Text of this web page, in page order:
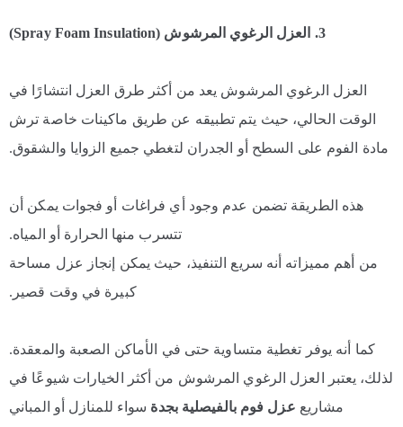
3. العزل الرغوي المرشوش (Spray Foam Insulation)
العزل الرغوي المرشوش يعد من أكثر طرق العزل انتشارًا في
الوقت الحالي، حيث يتم تطبيقه عن طريق ماكينات خاصة ترش
مادة الفوم على السطح أو الجدران لتغطي جميع الزوايا والشقوق.
هذه الطريقة تضمن عدم وجود أي فراغات أو فجوات يمكن أن
تتسرب منها الحرارة أو المياه.
من أهم مميزاته أنه سريع التنفيذ، حيث يمكن إنجاز عزل مساحة
كبيرة في وقت قصير.
كما أنه يوفر تغطية متساوية حتى في الأماكن الصعبة والمعقدة.
لذلك، يعتبر العزل الرغوي المرشوش من أكثر الخيارات شيوعًا في
مشاريع عزل فوم بالفيصلية بجدة سواء للمنازل أو المباني